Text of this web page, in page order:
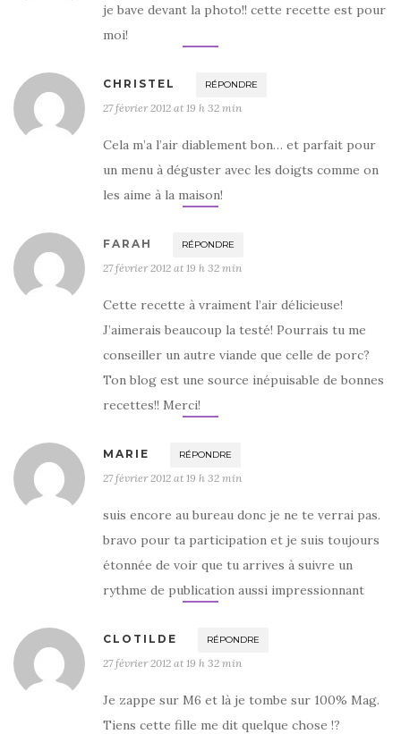
je bave devant la photo!! cette recette est pour
moi!
CHRISTEL RÉPONDRE
27 février 2012 at 19 h 32 min
Cela m’a l’air diablement bon… et parfait pour
un menu à déguster avec les doigts comme on
les aime à la maison!
FARAH RÉPONDRE
27 février 2012 at 19 h 32 min
Cette recette à vraiment l’air délicieuse!
J’aimerais beaucoup la testé! Pourrais tu me
conseiller un autre viande que celle de porc?
Ton blog est une source inépuisable de bonnes
recettes!! Merci!
MARIE RÉPONDRE
27 février 2012 at 19 h 32 min
suis encore au bureau donc je ne te verrai pas.
bravo pour ta participation et je suis toujours
étonnée de voir que tu arrives à suivre un
rythme de publication aussi impressionnant
CLOTILDE RÉPONDRE
27 février 2012 at 19 h 32 min
Je zappe sur M6 et là je tombe sur 100% Mag.
Tiens cette fille me dit quelque chose !?